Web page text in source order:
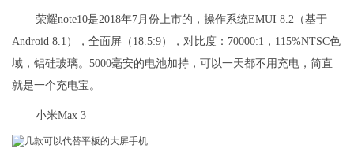
荣耀note10是2018年7月份上市的，操作系统EMUI 8.2（基于
Android 8.1），全面屏（18.5:9），对比度：70000:1，115%NTSC色
域，铝硅玻璃。5000毫安的电池加持，可以一天都不用充电，简直
就是一个充电宝。
小米Max 3